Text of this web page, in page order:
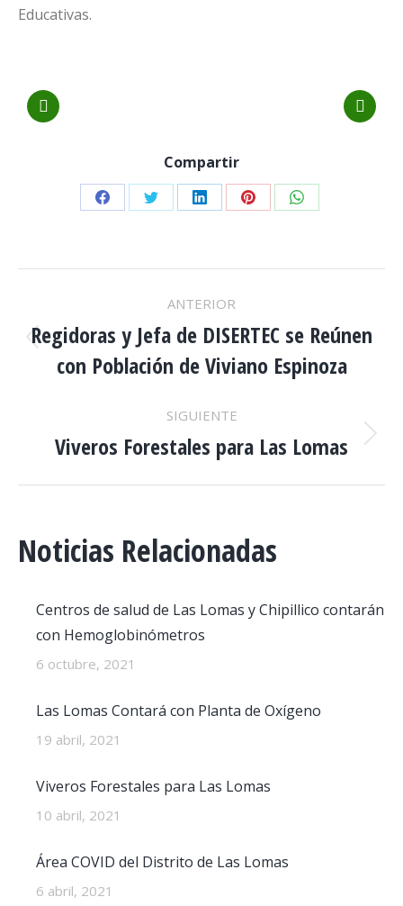
Educativas.
Compartir
Share
Facebook
Share
Twitter
Share
LinkedIn
Share
Pinterest
Share
WhatsApp
NAVEGACIÓN
ENTRE
PUBLICACIONES
ANTERIOR
Publicación
anterior:
Regidoras y Jefa de DISERTEC se Reúnen
con Población de Viviano Espinoza
SIGUIENTE
Publicación
Viveros Forestales para Las Lomas
Noticias Relacionadas
Centros de salud de Las Lomas y Chipillico contarán
con Hemoglobinómetros
6 octubre, 2021
Las Lomas Contará con Planta de Oxígeno
19 abril, 2021
Viveros Forestales para Las Lomas
10 abril, 2021
Área COVID del Distrito de Las Lomas
6 abril, 2021